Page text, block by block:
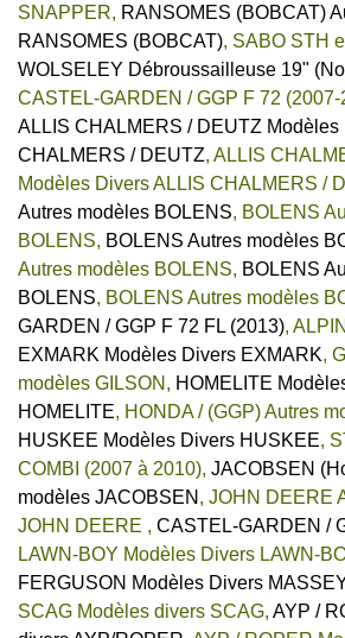
SNAPPER, RANSOMES (BOBCAT)
RANSOMES (BOBCAT), SABO STH
WOLSELEY Débroussailleuse 19"
CASTEL-GARDEN / GGP F 72
ALLIS CHALMERS / DEUTZ Modèles
CHALMERS / DEUTZ, ALLIS
Modèles Divers ALLIS CHALMERS /
Autres modèles BOLENS, BOLENS
BOLENS, BOLENS Autres modèles
Autres modèles BOLENS, BOLENS
BOLENS, BOLENS Autres modèles
GARDEN / GGP F 72 FL (2013),
EXMARK Modèles Divers EXMARK,
modèles GILSON , HOMELITE
HOMELITE, HONDA / (GGP) Autres
HUSKEE Modèles Divers HUSKEE,
COMBI (2007 à 2010), JACOBSEN
modèles JACOBSEN , JOHN DEERE
JOHN DEERE , CASTEL-GARDEN /
LAWN-BOY Modèles Divers LAWN-
FERGUSON Modèles Divers
SCAG Modèles divers SCAG, AYP /